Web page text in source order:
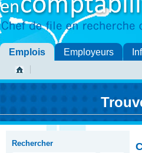
Emplois Employeurs
Rechercher